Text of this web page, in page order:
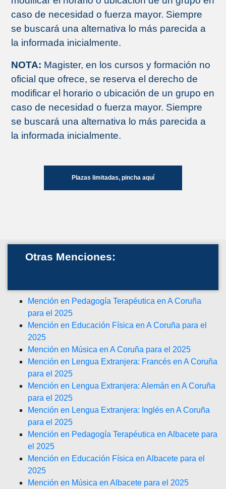
caso de necesidad o fuerza mayor. Siempre
se buscará una alternativa lo más parecida a
la informada inicialmente.
NOTA: Magister, en los cursos y formación no
oficial que ofrece, se reserva el derecho de
modificar el horario o ubicación de un grupo en
caso de necesidad o fuerza mayor. Siempre
se buscará una alternativa lo más parecida a
la informada inicialmente.
Plazas limitadas, pincha aquí
Otras Menciones:
Mención en Pedagogía Terapéutica en A Coruña
para el 2025
Mención en Educación Física en A Coruña para el
2025
Mención en Música en A Coruña para el 2025
Mención en Lengua Extranjera: Francés en A Coruña
para el 2025
Mención en Lengua Extranjera: Alemán en A Coruña
para el 2025
Mención en Lengua Extranjera: Inglés en A Coruña
para el 2025
Mención en Pedagogía Terapéutica en Albacete para
el 2025
Mención en Educación Física en Albacete para el
2025
Mención en Música en Albacete para el 2025